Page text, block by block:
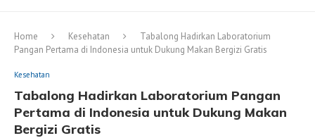
Home Kesehatan
Tabalong Hadirkan Laboratorium
Pangan Pertama di Indonesia untuk Dukung Makan Bergizi Gratis
Kesehatan
Tabalong Hadirkan Laboratorium Pangan
Pertama di Indonesia untuk Dukung Makan
Bergizi Gratis